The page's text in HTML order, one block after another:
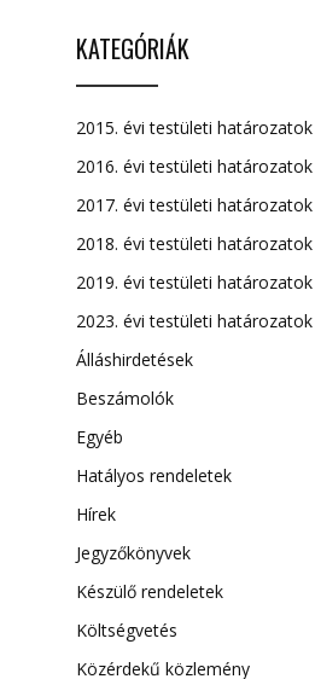
KATEGÓRIÁK
2015. évi testületi határozatok
2016. évi testületi határozatok
2017. évi testületi határozatok
2018. évi testületi határozatok
2019. évi testületi határozatok
2023. évi testületi határozatok
Álláshirdetések
Beszámolók
Egyéb
Hatályos rendeletek
Hírek
Jegyzőkönyvek
Készülő rendeletek
Költségvetés
Közérdekű közlemény